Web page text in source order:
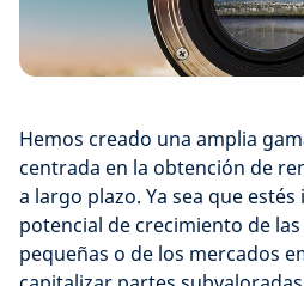
Hemos creado una amplia
centrada en la obtención de
a largo plazo. Ya sea que
potencial de crecimiento de
pequeñas o de los mercados